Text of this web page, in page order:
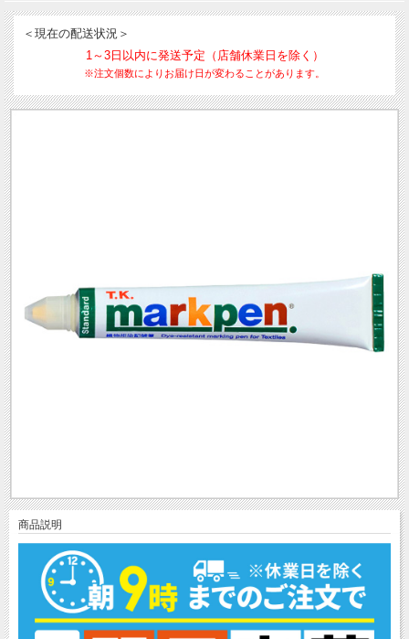
＜現在の配送状況＞
1～3日以内に発送予定（店舗休業日を除く）
※注文個数によりお届け日が変わることがあります。
商品説明